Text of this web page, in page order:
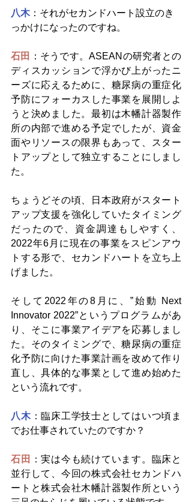
八木：それがセカンドハート設立のき
っかけになったのですね。
石田
：そうです。ASEANの研究者との
ディスカッションで浮かび上がったニ
ーズに応えるために、糖尿病の重症化
予防にフォーカスした事業を展開しよ
うと決めました。最初は木幡計器製作
所の内部で進める予定でしたが、資金
面やリソースの限界もあって、スター
トアップとして独立することにしまし
た。
ちょうどその頃、日本政府がスタート
アップ支援を強化していたタイミング
だったので、資金調達もしやすく、
2022年6月に現在の事業をスピンアウ
トする形で、セカンドハートを立ち上
げました。
そして2022年の8月に、”始動 Next
Innovator 2022”というプログラムがあ
り、そこに事業アイデアを応募しまし
た。そのタイミングで、糖尿病の重症
化予防に向けた事業計画を改めて作り
直し、具体的な事業として進め始めた
という流れです。
八木：臨床工学技士としてはいつ頃ま
でお仕事されていたのですか？
石田
：実は今も続けています。臨床と
並行して、今回の株式会社セカンドハ
ートと株式会社木幡計器製作所という